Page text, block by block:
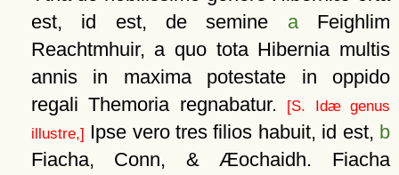
est, id est, de semine aFeighlim
Reachtmhuir, a quo tota Hibernia multis
annis in maxima potestate in oppido
regali Themoria regnabatur.
[S. Idæ genus
illustre,] Ipse vero tres filios habuit, id est, b
Fiacha, Conn, & Æochaidh. Fiacha